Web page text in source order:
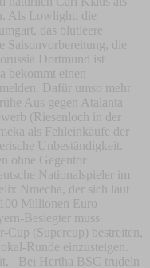
Als Lowlight: die
das blutleere
Saisonvorbereitung, die
Dortmund ist
einen
Dafür umso mehr
Aus gegen Atalanta
(Riesenloch in der
als Fehleinkäufe der
Unbeständigkeit.
ohne Gegentor
Nationalspieler im
Nmecha, der sich laut
Millionen Euro
Besiegter muss
(Supercup) bestreiten,
Runde einzusteigen.
Bei Hertha BSC trudeln